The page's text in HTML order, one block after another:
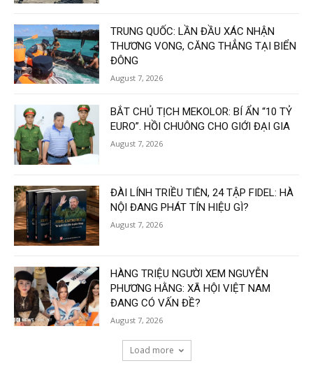
TRUNG QUỐC: LẦN ĐẦU XÁC NHẬN
THƯƠNG VONG, CĂNG THẲNG TẠI BIỂN
ĐÔNG
August 7, 2026
BẮT CHỦ TỊCH MEKOLOR: BÍ ẨN “10 TỶ
EURO”. HỒI CHUÔNG CHO GIỚI ĐẠI GIA
August 7, 2026
ĐÀI LÍNH TRIỀU TIÊN, 24 TẬP FIDEL: HÀ
NỘI ĐANG PHÁT TÍN HIỆU GÌ?
August 7, 2026
HÀNG TRIỆU NGƯỜI XEM NGUYỄN
PHƯƠNG HẰNG: XÃ HỘI VIỆT NAM
ĐANG CÓ VẤN ĐỀ?
August 7, 2026
Load more